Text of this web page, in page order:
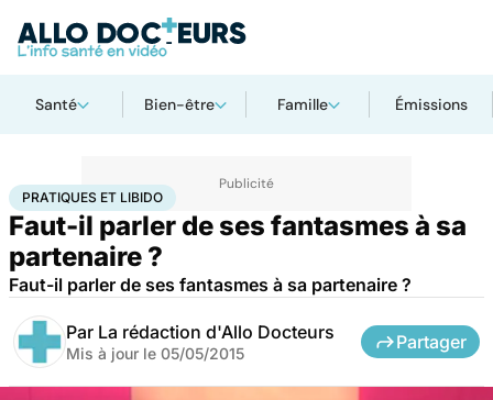
Santé Bien-être Famille Émissions
AccueilBien-êtreSexoPratiques et libido
PRATIQUES ET LIBIDO
Faut-il parler de ses fantasmes à sa
partenaire ?
Faut-il parler de ses fantasmes à sa partenaire ?
Par La rédaction d'Allo Docteurs
Mis à jour le 05/05/2015
Partager